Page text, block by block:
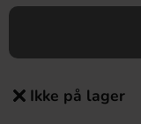
Ikke på lager